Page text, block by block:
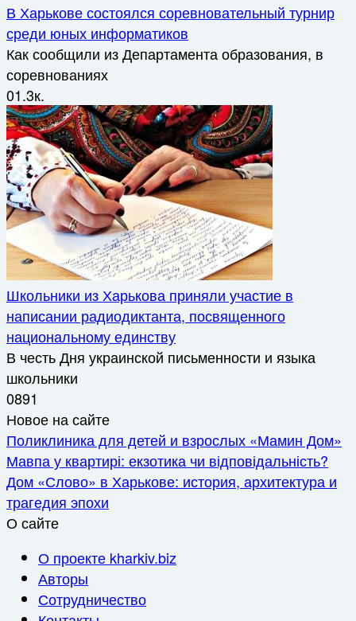
В Харькове состоялся соревновательный турнир
среди юных информатиков
Как сообщили из Департамента образования, в
соревнованиях
01.3к.
Школьники из Харькова приняли участие в
написании радиодиктанта, посвященного
национальному единству
В честь Дня украинской письменности и языка
школьники
0891
Новое на сайте
Поликлиника для детей и взрослых «Мамин Дом»
Мавпа у квартирі: екзотика чи відповідальність?
Дом «Слово» в Харькове: история, архитектура и
трагедия эпохи
О сайте
О проекте kharkiv.biz
Авторы
Сотрудничество